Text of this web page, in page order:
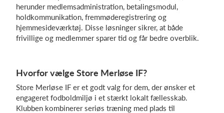
herunder medlemsadministration, betalingsmodul,
holdkommunikation, fremmøderegistrering og
hjemmesideværktøj. Disse løsninger sikrer, at både
frivillige og medlemmer sparer tid og får bedre overblik.
Hvorfor vælge Store Merløse IF?
Store Merløse IF er et godt valg for dem, der ønsker et
engageret fodboldmiljø i et stærkt lokalt fællesskab.
Klubben kombinerer seriøs træning med plads til